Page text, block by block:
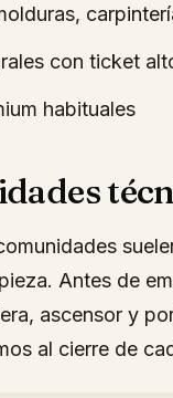
con ticket
habituales
Antes de
ascensor y
al cierre de